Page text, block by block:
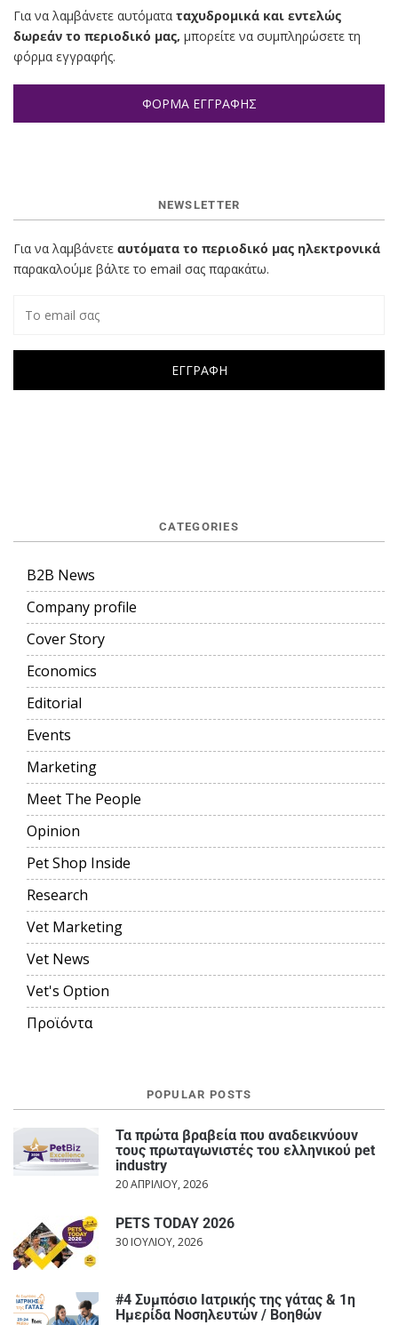
Για να λαμβάνετε αυτόματα ταχυδρομικά και εντελώς
δωρεάν το περιοδικό μας, μπορείτε να συμπληρώσετε τη
φόρμα εγγραφής.
ΦΟΡΜΑ ΕΓΓΡΑΦΗΣ
NEWSLETTER
Για να λαμβάνετε αυτόματα το περιοδικό μας ηλεκτρονικά
παρακαλούμε βάλτε το email σας παρακάτω.
CATEGORIES
B2B News
Company profile
Cover Story
Economics
Editorial
Events
Marketing
Meet The People
Opinion
Pet Shop Inside
Research
Vet Marketing
Vet News
Vet's Option
Προϊόντα
POPULAR POSTS
Τα πρώτα βραβεία που αναδεικνύουν
τους πρωταγωνιστές του ελληνικού pet
industry
20 ΑΠΡΙΛΊΟΥ, 2026
PETS TODAY 2026
30 ΙΟΥΛΊΟΥ, 2026
#4 Συμπόσιο Ιατρικής της γάτας & 1η
Ημερίδα Νοσηλευτών / Βοηθών